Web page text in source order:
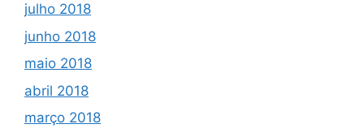
julho 2018
junho 2018
maio 2018
abril 2018
março 2018